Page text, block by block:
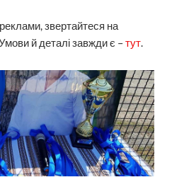
звертайтеся на
й деталі завжди є –тут.